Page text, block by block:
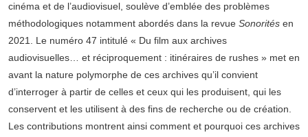
cinéma et de l’audiovisuel, soulève d’emblée des problèmes
méthodologiques notamment abordés dans la revue Sonorités en
2021. Le numéro 47 intitulé « Du film aux archives
audiovisuelles… et réciproquement : itinéraires de rushes » met en
avant la nature polymorphe de ces archives qu’il convient
d’interroger à partir de celles et ceux qui les produisent, qui les
conservent et les utilisent à des fins de recherche ou de création.
Les contributions montrent ainsi comment et pourquoi ces archives